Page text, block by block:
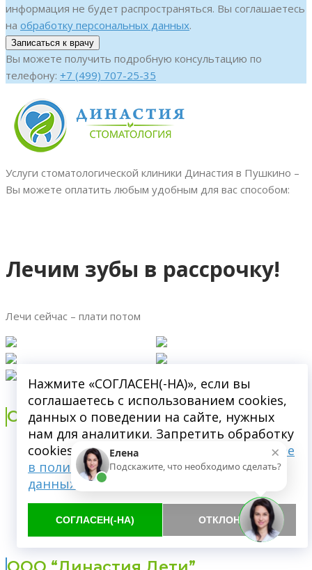
информация не будет распространяться. Вы соглашаетесь
на обработку персональных данных.
Вы можете получить подробную консультацию по
телефону: +7 (499) 707-25-35
Услуги стоматологической клиники Династия в Пушкино –
Вы можете оплатить любым удобным для вас способом:
Лечим зубы в рассрочку!
Лечи сейчас – плати потом
ООО “ДИНАСТИЯ”
ОГРН 1175050000575
ИНН 5038125488
КПП 503801001
Московская область, г. Пушкино, ул.Набережная, д.
35к5
Лицензия от 11.07.2017 №ЛО-50-01-008797
Нажмите «СОГЛАСЕН(-НА)», если вы
соглашаетесь с использованием cookies,
данных о поведении на сайте, нужных
нам для аналитики. Запретить обработку
cookies можете через браузер.
Подробнее
в политике обработки персональных
данных
СОГЛАСЕН(-НА) ОТКЛОНИТЬ
×
Елена
Подскажите, что необходимо сделать?